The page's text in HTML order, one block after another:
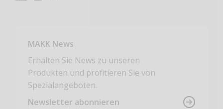
MAKK News
Erhalten Sie News zu unseren
Produkten und profitieren Sie von
Spezialangeboten.
Newsletter abonnieren